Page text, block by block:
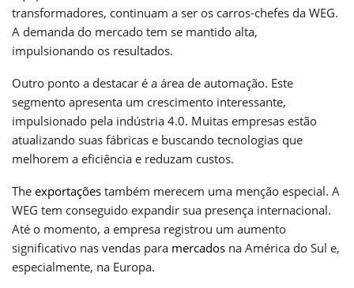
transformadores, continuam a ser os carros-chefes da WEG.
A demanda do mercado tem se mantido alta,
impulsionando os resultados.
Outro ponto a destacar é a área de automação. Este
segmento apresenta um crescimento interessante,
impulsionado pela indústria 4.0. Muitas empresas estão
atualizando suas fábricas e buscando tecnologias que
melhorem a eficiência e reduzam custos.
The exportações também merecem uma menção especial. A
WEG tem conseguido expandir sua presença internacional.
Até o momento, a empresa registrou um aumento
significativo nas vendas para mercados na América do Sul e,
especialmente, na Europa.